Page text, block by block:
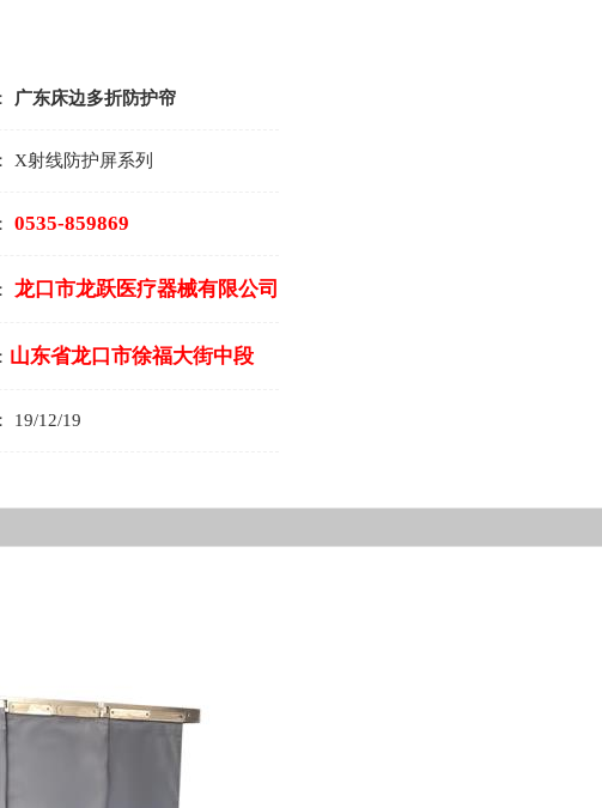
广东床边多折防护帘
X射线防护屏系列
0535-859869
龙口市龙跃医疗器械有限公司
山东省龙口市徐福大街中段
19/12/19